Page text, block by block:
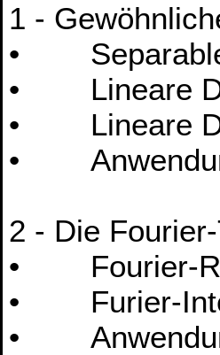
1 -
•
• Lineare DG
• Lineare DG
•
2 - Die
• Fourier-
• Furier-
•